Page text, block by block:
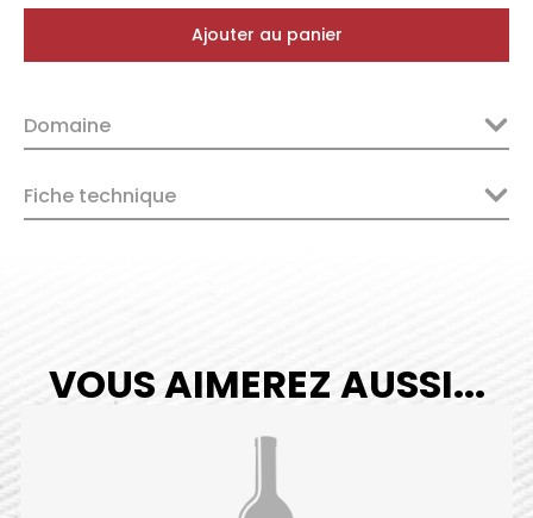
Rasteau
quantity
Ajouter au panier
Domaine
Fiche technique
VOUS AIMEREZ AUSSI...